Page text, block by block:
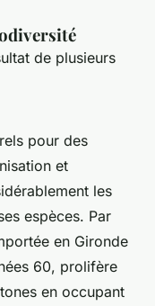
de plusieurs
pour des
et
les
espèces. Par
en Gironde
60, prolifère
en occupant